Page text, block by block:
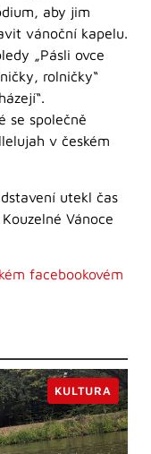
aby jim
vánoční kapelu.
„Pásli ovce
rolničky“
se společně
v českém
utekl čas
Vánoce
facebookovém
KULTURA